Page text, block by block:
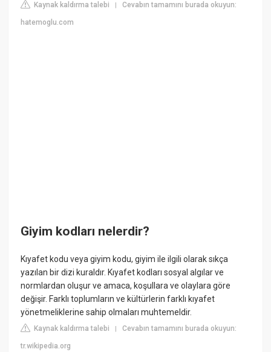
Kaynak kaldırma talebi |Cevabın tamamını burada okuyun:
hatemoglu.com
Giyim kodları nelerdir?
Kıyafet kodu veya giyim kodu, giyim ile ilgili olarak sıkça
yazılan bir dizi kuraldır. Kıyafet kodları sosyal algılar ve
normlardan oluşur ve amaca, koşullara ve olaylara göre
değişir. Farklı toplumların ve kültürlerin farklı kıyafet
yönetmeliklerine sahip olmaları muhtemeldir.
Kaynak kaldırma talebi |Cevabın tamamını burada okuyun:
tr.wikipedia.org